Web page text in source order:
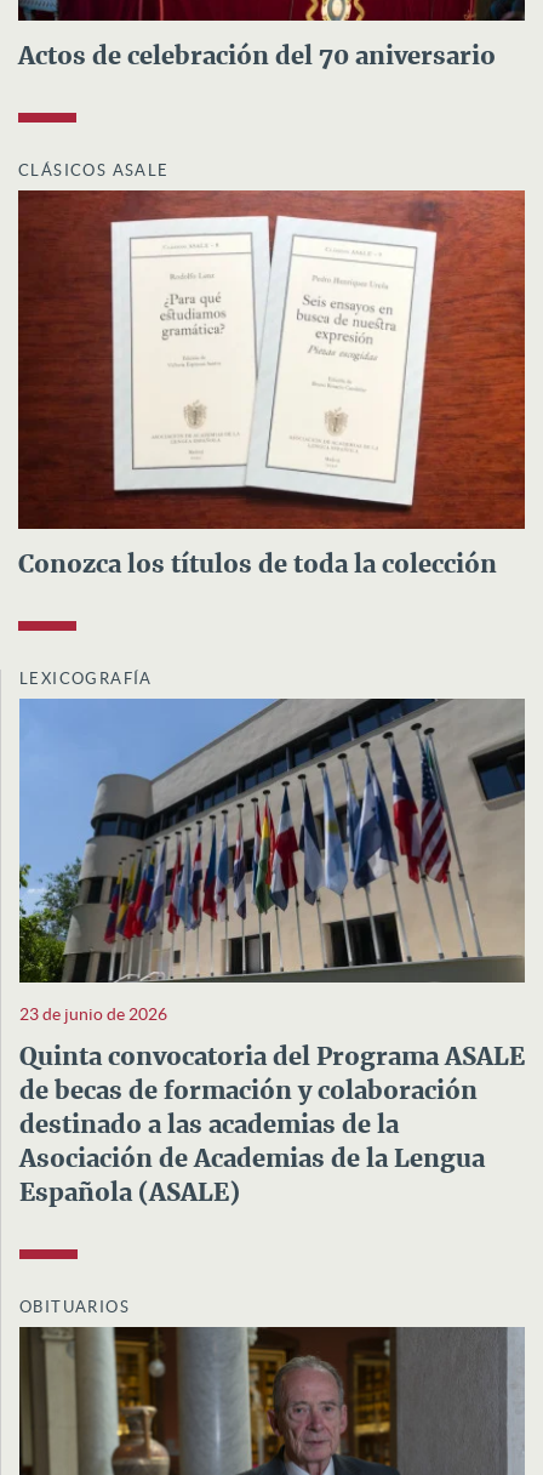
Actos de celebración del 70 aniversario
CLÁSICOS ASALE
Conozca los títulos de toda la colección
LEXICOGRAFÍA
23 de junio de 2026
Quinta convocatoria del Programa ASALE
de becas de formación y colaboración
destinado a las academias de la
Asociación de Academias de la Lengua
Española (ASALE)
OBITUARIOS